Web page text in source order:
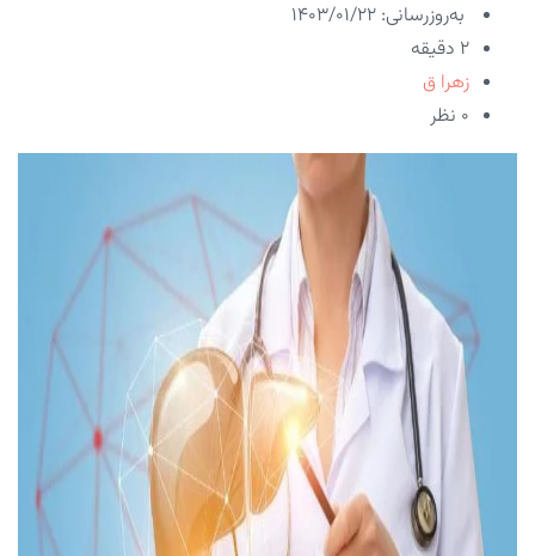
به‌روزرسانی: ۱۴۰۳/۰۱/۲۲
2 دقیقه
زهرا ق
۰ نظر